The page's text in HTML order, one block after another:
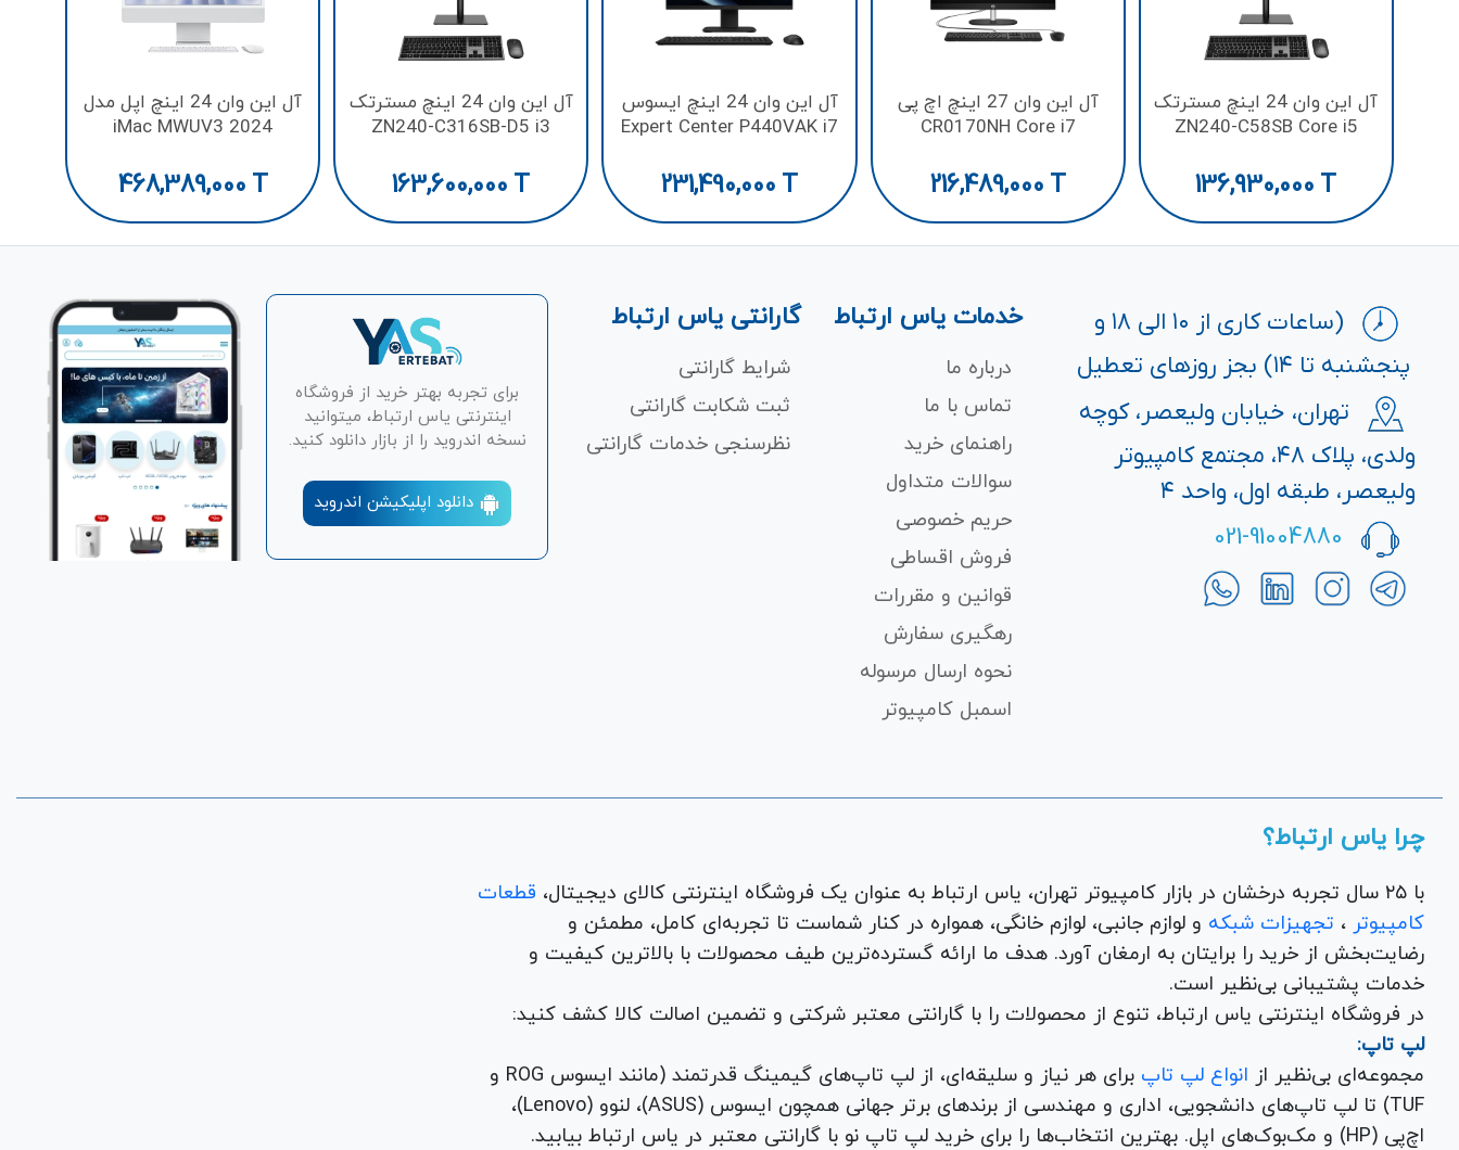
آل این وان 24 اینچ مسترتک
ZN240-C58SB Core i5
SSD/8GB/Intel
136,930,000 T
آل این وان 27 اینچ اچ پی
CR0170NH Core i7
SSD/16GB/Intel
216,489,000 T
آل این وان 24 اینچ ایسوس
Expert Center P440VAK i7
SSD/8GB/Intel
231,490,000 T
آل این وان 24 اینچ مسترتک
ZN240-C316SB-D5 i3
SSD/16GB/Intel
163,600,000 T
آل این وان 24 اینچ اپل مدل
iMac MWUV3 2024
Core
468,389,000 T
(ساعات کاری از ۱۰ الی ۱۸ و
پنجشنبه تا ۱۴) بجز روزهای تعطیل
تهران، خیابان ولیعصر، کوچه
ولدی، پلاک ۴۸، مجتمع کامپیوتر
ولیعصر، طبقه اول، واحد ۴
021-91004880
خدمات یاس ارتباط
درباره ما
تماس با ما
راهنمای خرید
سوالات متداول
حریم خصوصی
فروش اقساطی
قوانین و مقررات
رهگیری سفارش
نحوه ارسال مرسوله
اسمبل کامپیوتر
گارانتی یاس ارتباط
شرایط گارانتی
ثبت شکابت‌ گارانتی
نظرسنجی خدمات گارانتی
برای تجربه بهتر خرید از فروشگاه
اینترنتی یاس ارتباط، میتوانید
نسخه اندروید را از بازار دانلود کنید.
دانلود اپلیکیشن اندروید
چرا یاس ارتباط؟
با ۲۵ سال تجربه درخشان در بازار کامپیوتر تهران، یاس ارتباط به عنوان یک فروشگاه اینترنتی کالای دیجیتال،
قطعات
کامپیوتر ، تجهیزات شبکه
و لوازم جانبی، لوازم خانگی، همواره در کنار شماست تا تجربه‌ای کامل، مطمئن و
رضایت‌بخش از خرید را برایتان به ارمغان آورد. هدف ما ارائه گسترده‌ترین طیف محصولات با بالاترین کیفیت و
خدمات پشتیبانی بی‌نظیر است.
در فروشگاه اینترنتی یاس ارتباط، تنوع از محصولات را با گارانتی معتبر شرکتی و تضمین اصالت کالا کشف کنید:
لپ تاپ:
مجموعه‌ای بی‌نظیر از انواع لپ تاپ
برای هر نیاز و سلیقه‌ای، از لپ تاپ‌های گیمینگ قدرتمند (مانند ایسوس ROG و
TUF) تا لپ تاپ‌های دانشجویی، اداری و مهندسی از برندهای برتر جهانی همچون ایسوس (ASUS)، لنوو (Lenovo)،
اچ‌پی (HP) و مک‌بوک‌های اپل. بهترین انتخاب‌ها را برای خرید لپ تاپ نو با گارانتی معتبر در یاس ارتباط بیابید.